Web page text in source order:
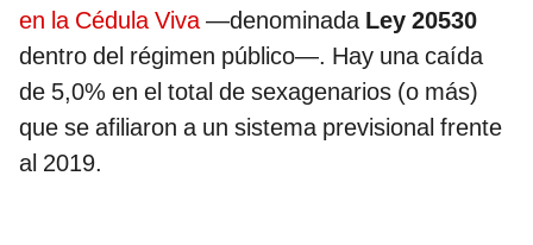
en la Cédula Viva—denominada Ley 20530
dentro del régimen público—. Hay una caída
de 5,0% en el total de sexagenarios (o más)
que se afiliaron a un sistema previsional frente
al 2019.